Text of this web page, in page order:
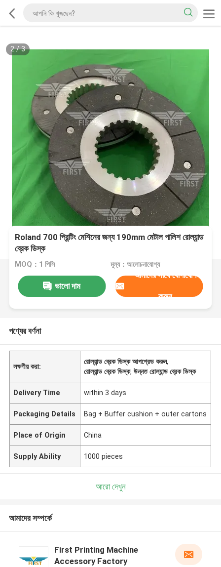
2/3
Roland 700 প্রিন্টিং মেশিনের জন্য 190mm মেটাল পালিশ রোল্যান্ড
ব্রেক ডিস্ক
MOQ：1 পিসি মূল্য：আলোচনাযোগ্য
ভালো দাম
আমাদের সাথে যোগাযোগ
করুন
পণ্যের বর্ণনা
লক্ষণীয় করা:
রোল্যান্ড ব্রেক ডিস্ক আপগ্রেড করুন,
রোল্যান্ড ব্রেক ডিস্ক,উন্নত রোল্যান্ড ব্রেক ডিস্ক
Delivery Time within 3 days
Packaging Details Bag + Buffer cushion + outer cartons
Place of Origin China
Supply Ability 1000 pieces
আরো দেখুন
আমাদের সম্পর্কে
First Printing Machine
Accessory Factory